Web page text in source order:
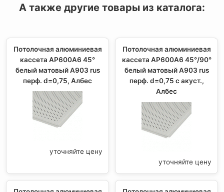
А также другие товары из каталога:
Потолочная алюминиевая
кассета AP600A6 45°
белый матовый А903 rus
перф. d=0,75, Албес
уточняйте цену
Потолочная алюминиевая
кассета AP600A6 45°/90°
белый матовый А903 rus
перф. d=0,75 с акуст.,
Албес
уточняйте цену